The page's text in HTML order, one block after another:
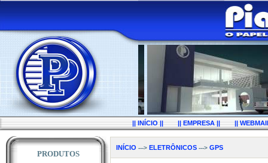
|| INÍCIO || || EMPRESA || ||
PRODUTOS
INÍCIO ---> ELETRÔNICOS ---> GPS